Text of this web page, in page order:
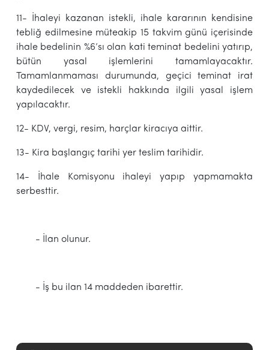
11- İhaleyi kazanan istekli, ihale kararının kendisine
tebliğ edilmesine müteakip 15 takvim günü içerisinde
ihale bedelinin %6’sı olan kati teminat bedelini yatırıp,
bütün yasal işlemlerini tamamlayacaktır.
Tamamlanmaması durumunda, geçici teminat irat
kaydedilecek ve istekli hakkında ilgili yasal işlem
yapılacaktır.
12- KDV, vergi, resim, harçlar kiracıya aittir.
13- Kira başlangıç tarihi yer teslim tarihidir.
14- İhale Komisyonu ihaleyi yapıp yapmamakta
serbesttir.
- İlan olunur.
- İş bu ilan 14 maddeden ibarettir.